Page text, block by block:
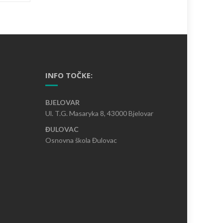
INFO TOČKE:
BJELOVAR
Ul. T.G. Masaryka 8, 43000 Bjelovar
ĐULOVAC
Osnovna škola Đulovac